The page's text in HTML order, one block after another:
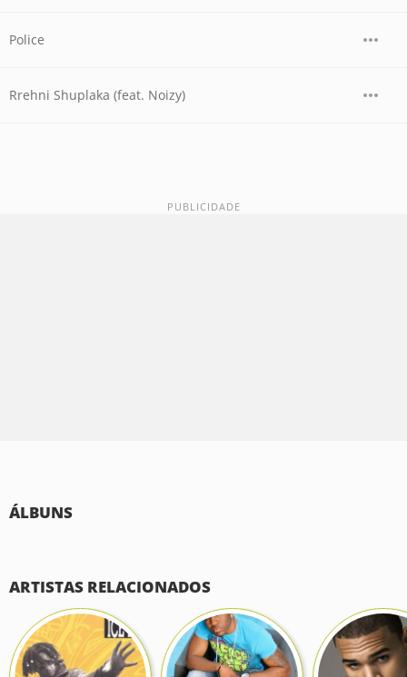
Police
Rrehni Shuplaka (feat. Noizy)
ÁLBUNS
ARTISTAS RELACIONADOS